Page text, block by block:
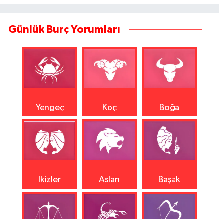
Günlük Burç Yorumları
Yengeç Koç Boğa
İkizler Aslan Başak